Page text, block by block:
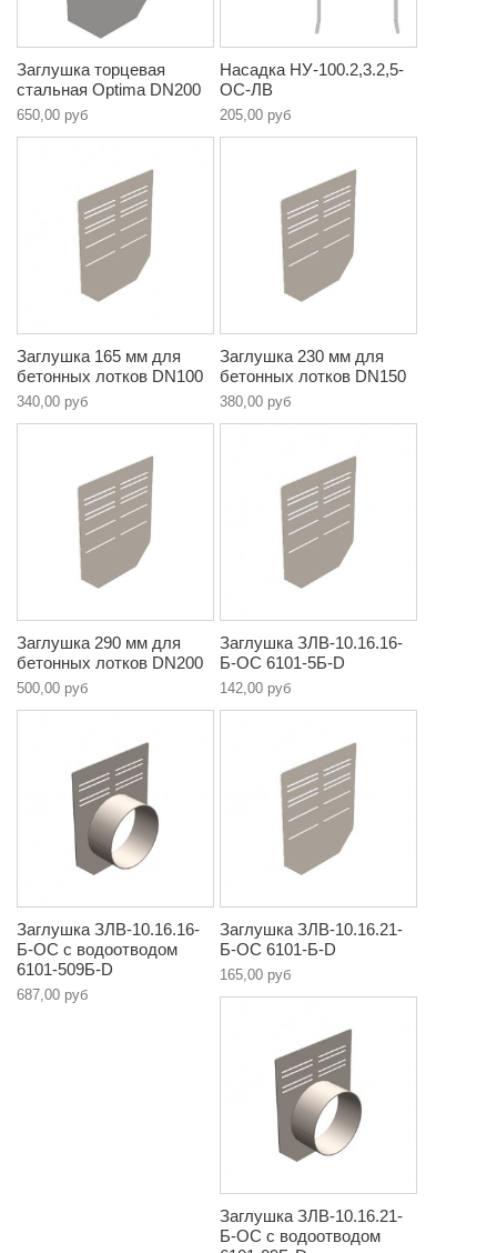
Заглушка торцевая
стальная Optima DN200
650,00 руб
Насадка НУ-100.2,3.2,5-
ОС-ЛВ
205,00 руб
Заглушка 165 мм для
бетонных лотков DN100
340,00 руб
Заглушка 230 мм для
бетонных лотков DN150
380,00 руб
Заглушка 290 мм для
бетонных лотков DN200
500,00 руб
Заглушка ЗЛВ-10.16.16-
Б-ОС 6101-5Б-D
142,00 руб
Заглушка ЗЛВ-10.16.16-
Б-ОС с водоотводом
6101-509Б-D
687,00 руб
Заглушка ЗЛВ-10.16.21-
Б-ОС 6101-Б-D
165,00 руб
Заглушка ЗЛВ-10.16.21-
Б-ОС с водоотводом